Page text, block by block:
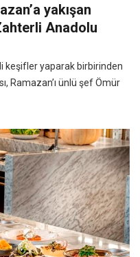
yakışan
Anadolu
keşifler yaparak birbirinden
Ramazan’ı ünlü şef Ömür